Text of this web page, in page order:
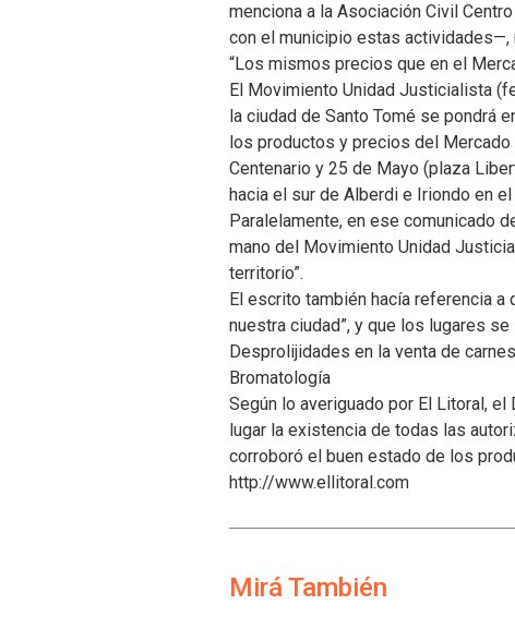
menciona a la Asociación Civil
con el municipio estas actividades—,
“Los mismos precios que en el
El Movimiento Unidad Justicialista
la ciudad de Santo Tomé se pondrá
los productos y precios del Mercado
Centenario y 25 de Mayo (plaza
hacia el sur de Alberdi e Iriondo en el
Paralelamente, en ese comunicado
mano del Movimiento Unidad
territorio”.
El escrito también hacía referencia
nuestra ciudad”, y que los lugares
Desprolijidades en la venta de
Bromatología
Según lo averiguado por El Litoral,
lugar la existencia de todas las
corroboró el buen estado de los
http://www.ellitoral.com
Mirá También